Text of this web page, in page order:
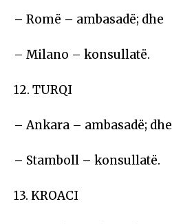
– Romë – ambasadë; dhe
– Milano – konsullatë.
12. TURQI
– Ankara – ambasadë; dhe
– Stamboll – konsullatë.
13. KROACI